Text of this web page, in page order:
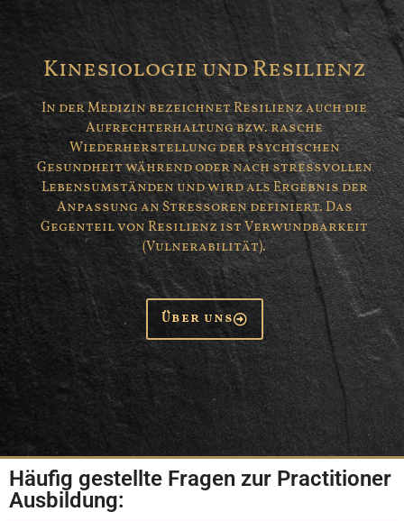
Kinesiologie und Resilienz
In der Medizin bezeichnet Resilienz auch die
Aufrechterhaltung bzw. rasche
Wiederherstellung der psychischen
Gesundheit während oder nach stressvollen
Lebensumständen und wird als Ergebnis der
Anpassung an Stressoren definiert. Das
Gegenteil von Resilienz ist Verwundbarkeit
(Vulnerabilität).
Über uns
Häufig gestellte Fragen zur Practitioner
Ausbildung: